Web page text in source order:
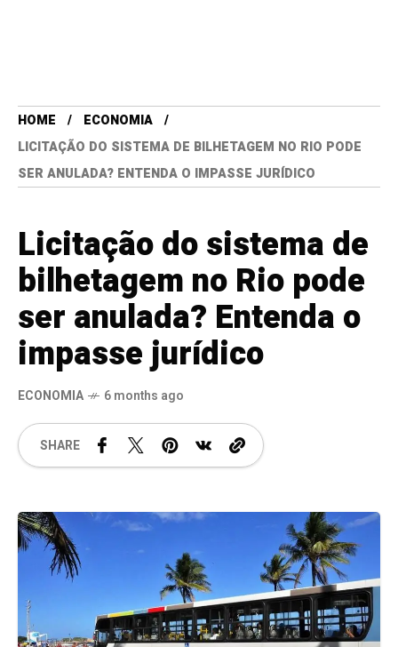
HOME
ECONOMIA
LICITAÇÃO DO SISTEMA DE BILHETAGEM NO RIO PODE
SER ANULADA? ENTENDA O IMPASSE JURÍDICO
Licitação do sistema de
bilhetagem no Rio pode
ser anulada? Entenda o
impasse jurídico
ECONOMIA 6 months ago
SHARE